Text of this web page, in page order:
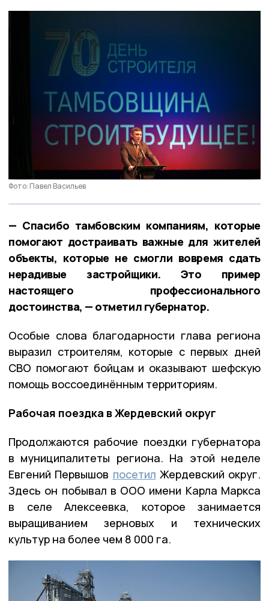
Фото: Павел Васильев
— Спасибо тамбовским компаниям, которые
помогают достраивать важные для жителей
объекты, которые не смогли вовремя сдать
нерадивые застройщики. Это пример
настоящего профессионального
достоинства, — отметил губернатор.
Особые слова благодарности глава региона
выразил строителям, которые с первых дней
СВО помогают бойцам и оказывают шефскую
помощь воссоединённым территориям.
Рабочая поездка в Жердевский округ
Продолжаются рабочие поездки губернатора
в муниципалитеты региона. На этой неделе
Евгений Первышов посетил Жердевский округ.
Здесь он побывал в ООО имени Карла Маркса
в селе Алексеевка, которое занимается
выращиванием зерновых и технических
культур на более чем 8 000 га.